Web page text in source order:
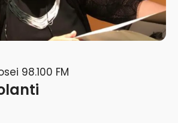
98.100 FM